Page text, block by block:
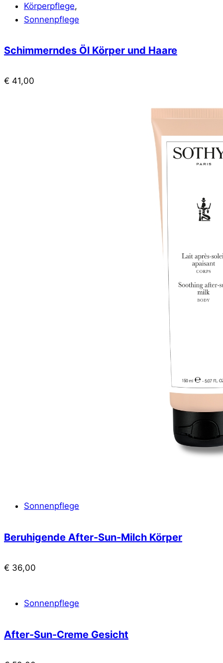
Körperpflege,
Sonnenpflege
Schimmerndes Öl Körper und Haare
€ 41,00
Sonnenpflege
Beruhigende After-Sun-Milch Körper
€ 36,00
Sonnenpflege
After-Sun-Creme Gesicht